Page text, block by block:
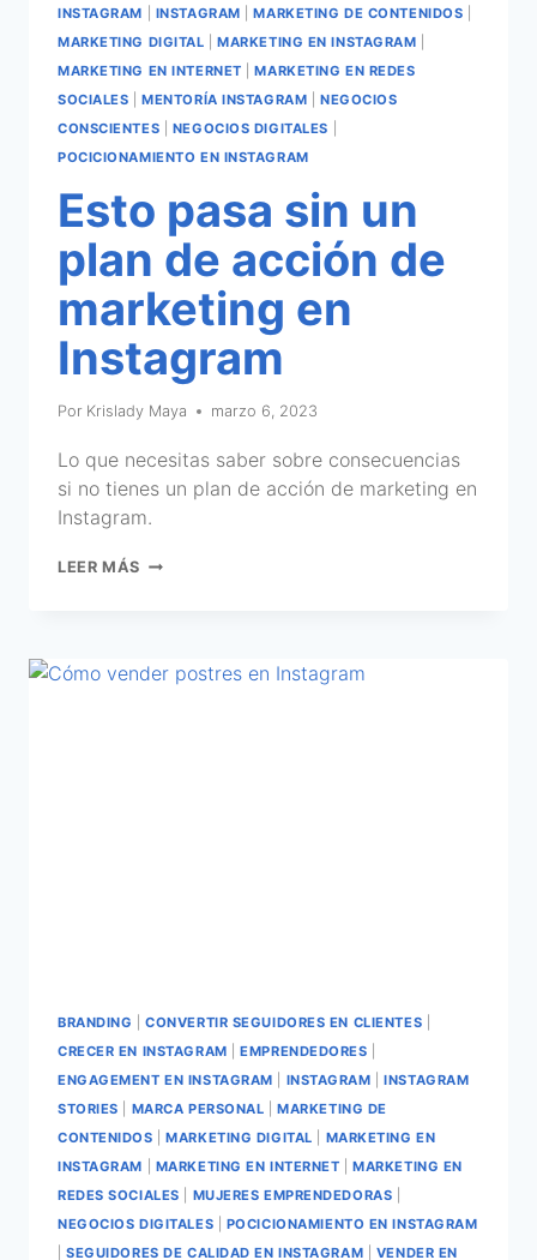
INSTAGRAM INSTAGRAM |MARKETING DE CONTENIDOS
MARKETING DIGITAL |MARKETING EN INSTAGRAM
MARKETING EN INTERNET |MARKETING EN REDES
SOCIALES |MENTORÍA INSTAGRAM
NEGOCIOS
CONSCIENTES
NEGOCIOS DIGITALES
POCICIONAMIENTO EN INSTAGRAM
Esto pasa sin un
plan de acción de
marketing en
Instagram
Por Krislady Maya marzo 6, 2023
Lo que necesitas saber sobre consecuencias
si no tienes un plan de acción de marketing en
Instagram.
LEER MÁS
BRANDING |CONVERTIR SEGUIDORES EN CLIENTES
CRECER EN INSTAGRAM |EMPRENDEDORES
ENGAGEMENT EN INSTAGRAM
INSTAGRAM |INSTAGRAM
STORIES
MARCA PERSONAL |MARKETING DE
CONTENIDOS |MARKETING DIGITAL
MARKETING EN
INSTAGRAM
MARKETING EN INTERNET |MARKETING EN
REDES SOCIALES
MUJERES EMPRENDEDORAS
NEGOCIOS DIGITALES
POCICIONAMIENTO EN INSTAGRAM
|SEGUIDORES DE CALIDAD EN INSTAGRAM
VENDER EN